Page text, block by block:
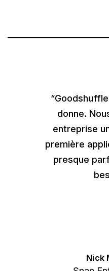
donne.
entreprise
première
presque
Nick